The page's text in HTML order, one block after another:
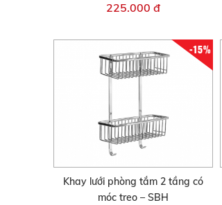
225.000 đ
-15%
Khay lưới phòng tắm 2 tầng có
móc treo – SBH